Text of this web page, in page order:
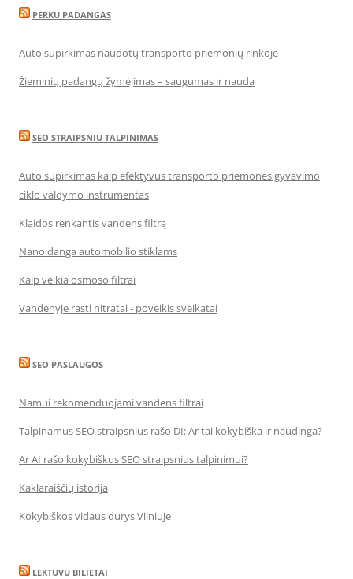
PERKU PADANGAS
Auto supirkimas naudotų transporto priemonių rinkoje
Žieminių padangų žymėjimas – saugumas ir nauda
SEO STRAIPSNIU TALPINIMAS
Auto supirkimas kaip efektyvus transporto priemonės gyvavimo
ciklo valdymo instrumentas
Klaidos renkantis vandens filtrą
Nano danga automobilio stiklams
Kaip veikia osmoso filtrai
Vandenyje rasti nitratai - poveikis sveikatai
SEO PASLAUGOS
Namui rekomenduojami vandens filtrai
Talpinamus SEO straipsnius rašo DI: Ar tai kokybiška ir naudinga?
Ar AI rašo kokybiškus SEO straipsnius talpinimui?
Kaklaraiščių istorija
Kokybiškos vidaus durys Vilniuje
LEKTUVU BILIETAI